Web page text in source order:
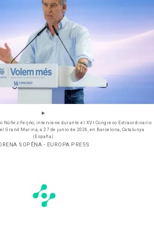
Núñez-Feijóo, interviene durante el XVI Congreso Extraordinario
Grand Marina, a 27 de junio de 2026, en Barcelona, Catalunya
(España).
SOPÊNA - EUROPA PRESS